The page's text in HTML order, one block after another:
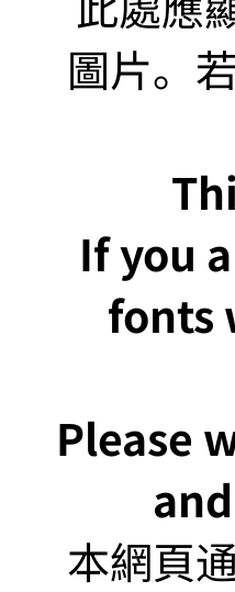
If you
fonts
Please
本網頁